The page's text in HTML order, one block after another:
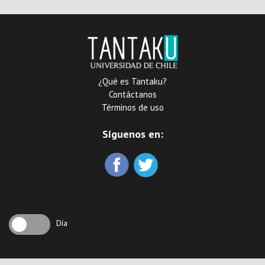
¿Qué es Tantaku?
Contáctanos
Términos de uso
Síguenos en:
Día